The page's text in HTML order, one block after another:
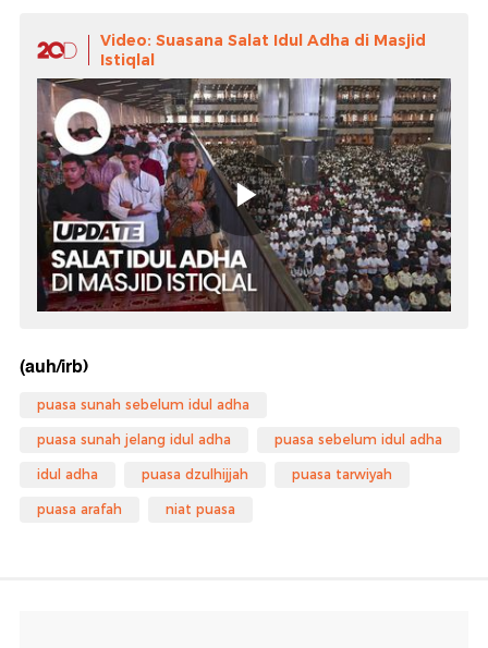
Video: Suasana Salat Idul Adha di Masjid
Istiqlal
(auh/irb)
puasa sunah sebelum idul adha
puasa sunah jelang idul adha puasa sebelum idul adha
idul adha puasa dzulhijjah puasa tarwiyah
puasa arafah niat puasa